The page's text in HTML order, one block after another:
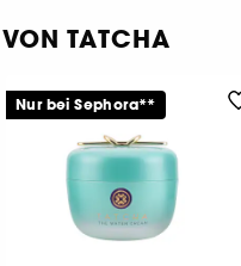
TATCHA
Nur bei Sephora**